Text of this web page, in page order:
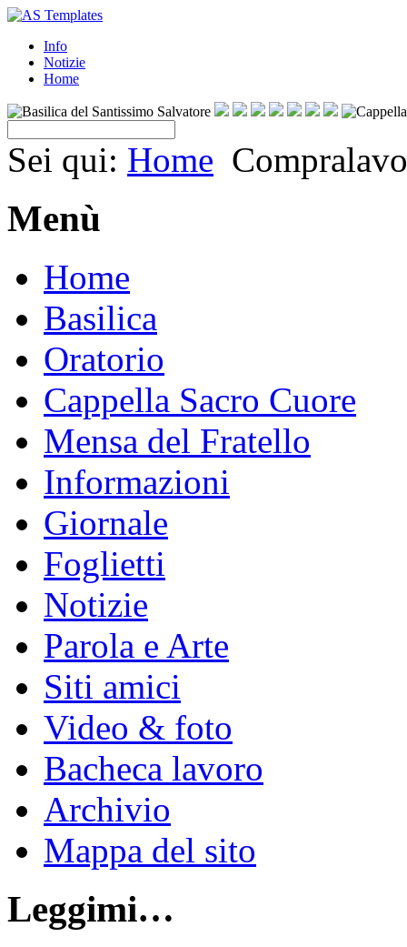
Info
Notizie
Home
Sei qui: Home
Menù
Home
Basilica
Oratorio
Cappella Sacro Cuore
Mensa del Fratello
Informazioni
Giornale
Foglietti
Notizie
Parola e Arte
Siti amici
Video & foto
Bacheca lavoro
Archivio
Mappa del sito
Leggimi…